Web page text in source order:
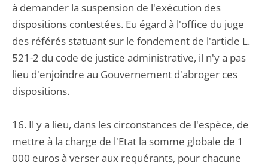
à demander la suspension de l'exécution des
dispositions contestées. Eu égard à l'office du juge
des référés statuant sur le fondement de l'article L.
521-2 du code de justice administrative, il n'y a pas
lieu d'enjoindre au Gouvernement d'abroger ces
dispositions.
16. Il y a lieu, dans les circonstances de l'espèce, de
mettre à la charge de l'Etat la somme globale de 1
000 euros à verser aux requérants, pour chacune